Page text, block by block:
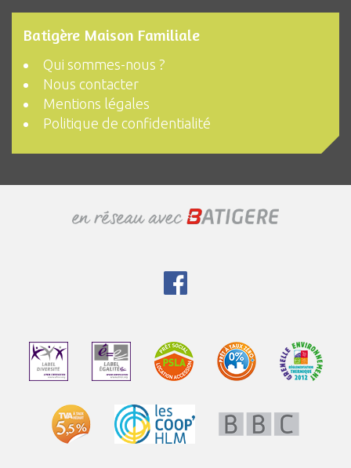
Batigère Maison Familiale
Qui sommes-nous ?
Nous contacter
Mentions légales
Politique de confidentialité